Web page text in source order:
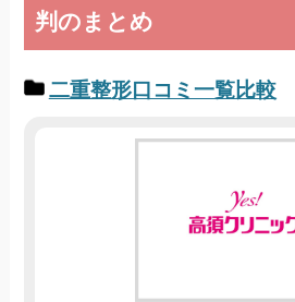
判のまとめ
二重整形口コミ一覧比較